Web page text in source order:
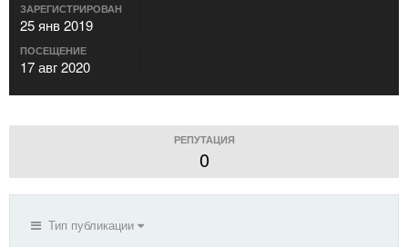
ЗАРЕГИСТРИРОВАН
25 янв 2019
ПОСЕЩЕНИЕ
17 авг 2020
РЕПУТАЦИЯ
0
Тип публикации